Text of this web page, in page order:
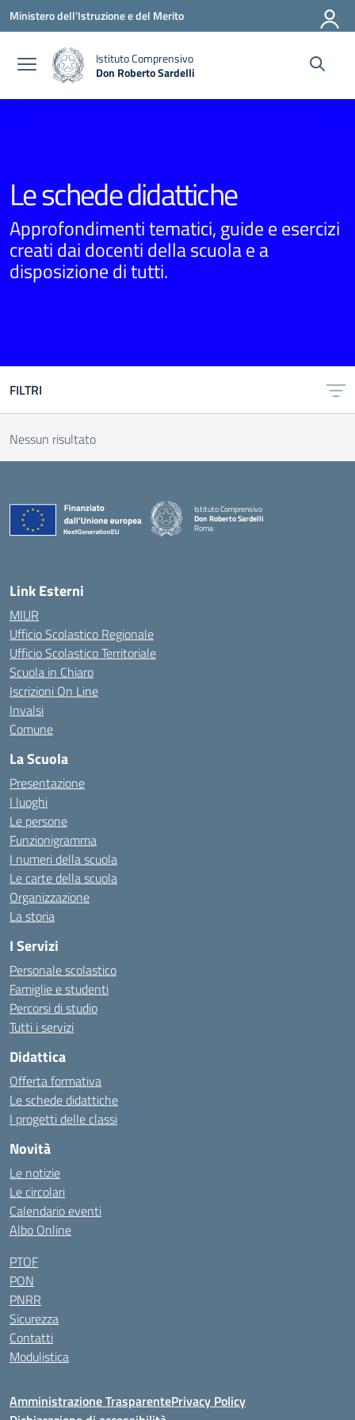
Vai ai contenuti
Vai al menu di navigazione
Vai al footer
Ministero dell'Istruzione e del Merito
Istituto Comprensivo
Don Roberto Sardelli
Le schede didattiche
Approfondimenti tematici, guide e esercizi
creati dai docenti della scuola e a
disposizione di tutti.
FILTRI
Nessun risultato
Istituto Comprensivo
Don Roberto Sardelli
Roma
Link Esterni
MIUR
Ufficio Scolastico Regionale
Ufficio Scolastico Territoriale
Scuola in Chiaro
Iscrizioni On Line
Invalsi
Comune
La Scuola
Presentazione
I luoghi
Le persone
Funzionigramma
I numeri della scuola
Le carte della scuola
Organizzazione
La storia
I Servizi
Personale scolastico
Famiglie e studenti
Percorsi di studio
Tutti i servizi
Didattica
Offerta formativa
Le schede didattiche
I progetti delle classi
Novità
Le notizie
Le circolari
Calendario eventi
Albo Online
PTOF
PON
PNRR
Sicurezza
Contatti
Modulistica
Amministrazione TrasparentePrivacy Policy